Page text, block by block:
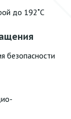
до 192˚С
безопасности